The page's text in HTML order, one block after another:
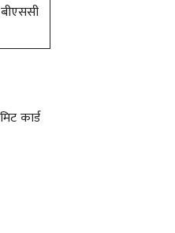
कार्ड